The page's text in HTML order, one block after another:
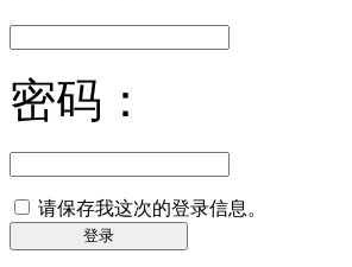
密码：
请保存我这次的登录信息。